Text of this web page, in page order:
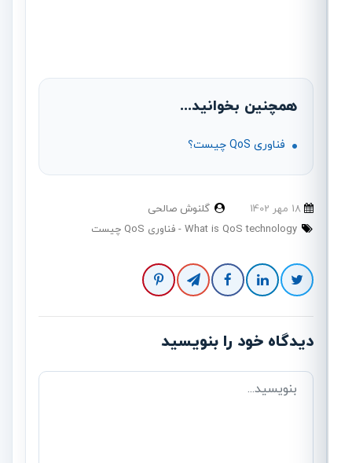
همچنین بخوانید...
فناوری QoS چیست؟
گلنوش صالحی
What is QoS technology
فناوری QoS چیست
دیدگاه خود را بنویسید